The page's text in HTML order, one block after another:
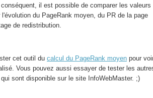
il est possible de comparer les valeurs
du PageRank moyen, du PR de la page
de redistribution.
cet outil ducalcul du PageRank moyen pour
Vous pouvez aussi essayer de tester les
qui sont disponible sur le site InfoWebMaster. ;)